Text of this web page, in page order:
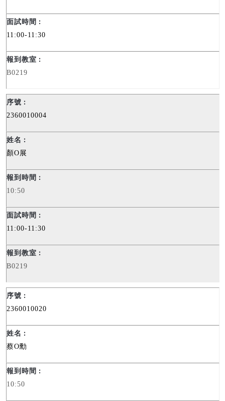
11:00-11:30
B0219
2360010004
顏O展
10:50
11:00-11:30
B0219
2360010020
蔡O勳
10:50